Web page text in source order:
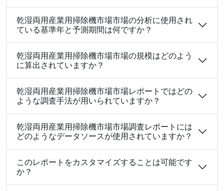
乾湿両用産業用掃除機市場市場の分析に使用され
ている基準年と予測期間は何ですか？
乾湿両用産業用掃除機市場市場の規模はどのよう
に算出されていますか？
乾湿両用産業用掃除機市場市場レポートではどの
ような調査手法が用いられていますか？
乾湿両用産業用掃除機市場市場調査レポートには
どのようなデータソースが使用されていますか？
このレポートをカスタマイズすることは可能です
か？